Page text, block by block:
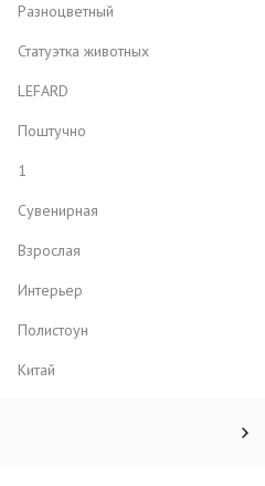
Разноцветный
Статуэтка животных
LEFARD
Поштучно
1
Сувенирная
Взрослая
Интерьер
Полистоун
Китай